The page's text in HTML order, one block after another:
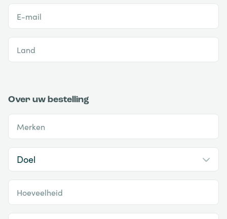
E-mail
Land
Over uw bestelling
Merken
Hoeveelheid